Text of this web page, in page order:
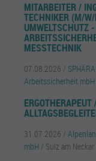
MITARBEITER /
TECHNIKER (M/
UMWELTSCHUTZ -
MESSTECHNIK
07.08.2026 /
Arbeitssicherheit mbH
ERGOTHERAPEUT
31.07.2026 /
mbH / Sulz am Neckar